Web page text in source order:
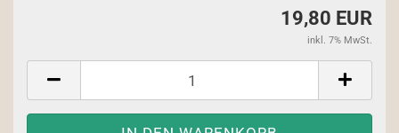
19,80 EUR
inkl. 7% MwSt.